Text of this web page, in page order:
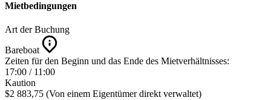
Mietbedingungen
Art der Buchung
Bareboat
Zeiten für den Beginn und das Ende des Mietverhältnisses:
17:00 / 11:00
Kaution
$2 883,75 (Von einem Eigentümer direkt verwaltet)